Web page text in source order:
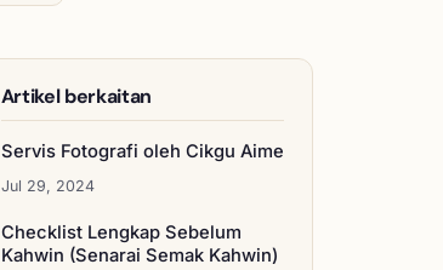
Artikel berkaitan
Servis Fotografi oleh Cikgu Aime
Jul 29, 2024
Checklist Lengkap Sebelum
Kahwin (Senarai Semak Kahwin)